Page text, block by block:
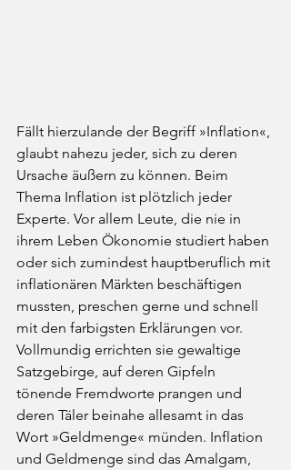
Fällt hierzulande der Begriff »Inflation«,
glaubt nahezu jeder, sich zu deren
Ursache äußern zu können. Beim
Thema Inflation ist plötzlich jeder
Experte. Vor allem Leute, die nie in
ihrem Leben Ökonomie studiert haben
oder sich zumindest hauptberuflich mit
inflationären Märkten beschäftigen
mussten, preschen gerne und schnell
mit den farbigsten Erklärungen vor.
Vollmundig errichten sie gewaltige
Satzgebirge, auf deren Gipfeln
tönende Fremdworte prangen und
deren Täler beinahe allesamt in das
Wort »Geldmenge« münden. Inflation
und Geldmenge sind das Amalgam,